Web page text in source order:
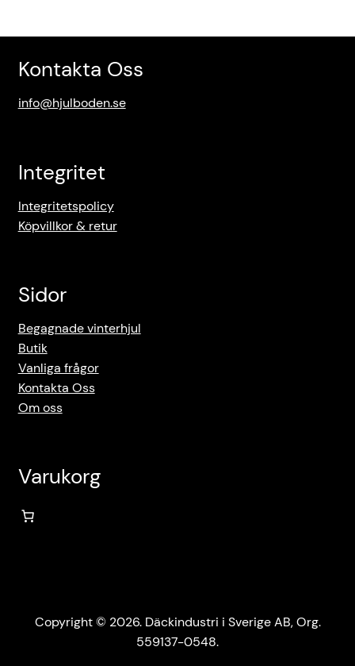
Kontakta Oss
info@hjulboden.se
Integritet
Integritetspolicy
Köpvillkor & retur
Sidor
Begagnade vinterhjul
Butik
Vanliga frågor
Kontakta Oss
Om oss
Varukorg
Copyright © 2026. Däckindustri i Sverige AB, Org.
559137-0548.